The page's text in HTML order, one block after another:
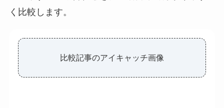
く比較します。
比較記事のアイキャッチ画像